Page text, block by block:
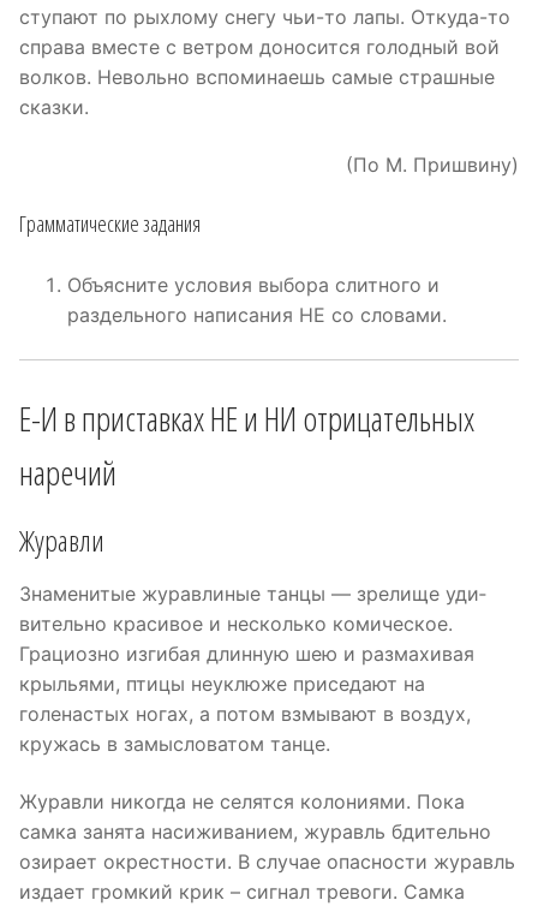
ступают по рыхлому снегу чьи-то лапы. Откуда-то
справа вместе с ветром доносится голодный вой
волков. Невольно вспоминаешь самые страшные
сказки.
(По М. Пришвину)
Грамматические задания
Объясните условия выбора слитного и
раздельного написания НЕ со словами.
Е-И в приставках НЕ и НИ отрицательных
наречий
Журавли
Знаменитые журавлиные танцы — зрелище уди­
вительно красивое и несколько комическое.
Грациозно изгибая длинную шею и размахивая
крыльями, птицы неуклюже приседают на
голенастых ногах, а потом взмывают в воздух,
кружась в замысловатом танце.
Журавли никогда не селятся колониями. Пока
самка занята наси­живанием, журавль бдительно
озирает окрестности. В случае опасности журавль
издает гром­кий крик – сигнал тревоги. Самка